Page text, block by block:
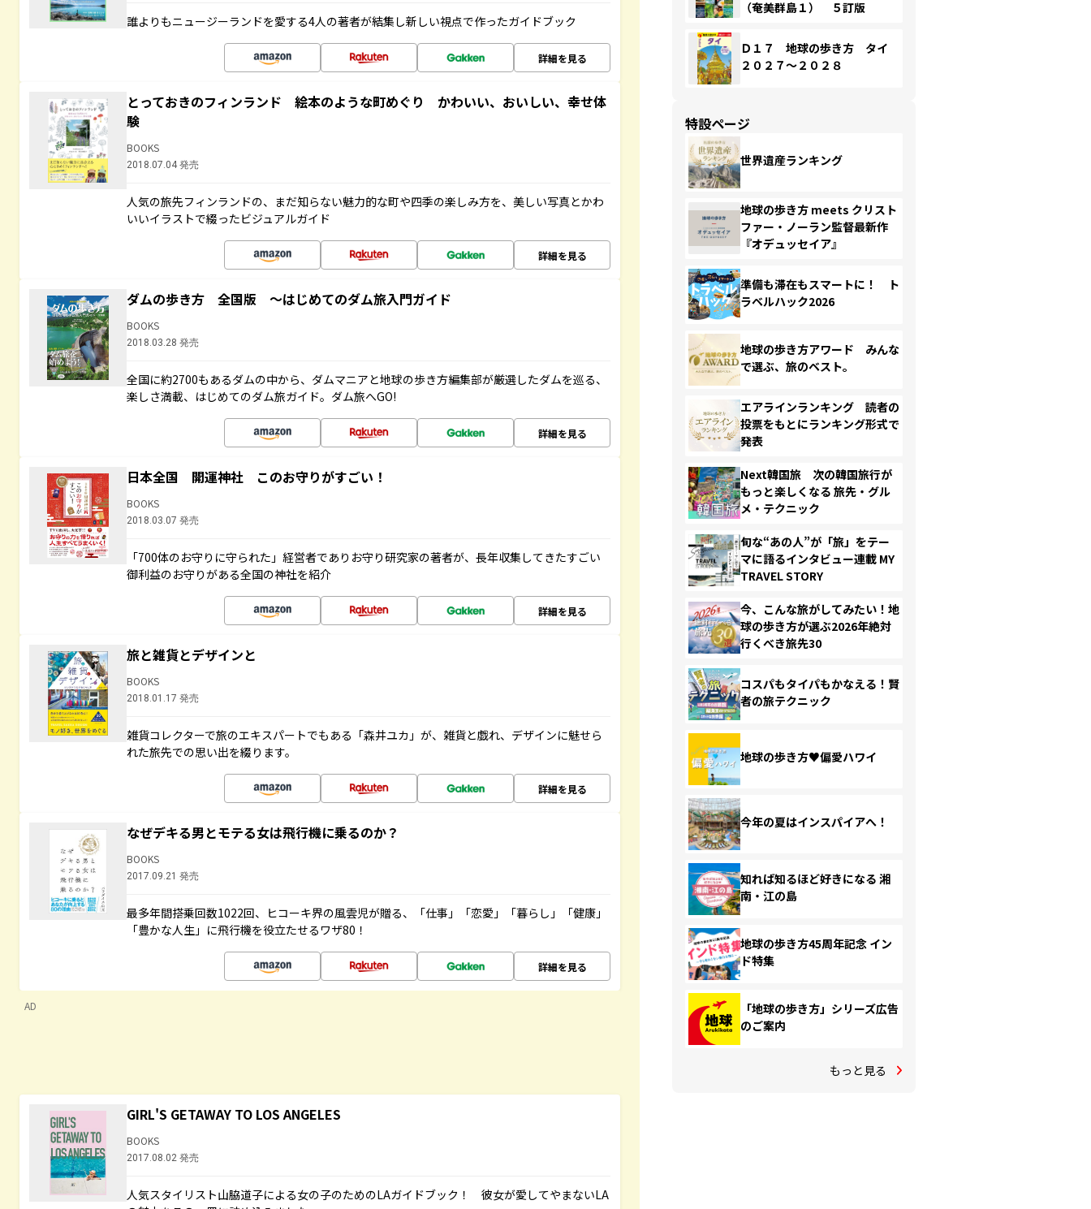
誰よりもニュージーランドを愛する4人の著者が結集し新しい視点で作ったガイドブック
詳細を見る
とっておきのフィンランド 絵本のような町めぐり かわいい、おいしい、幸せ体
験
BOOKS
2018.07.04 発売
人気の旅先フィンランドの、まだ知らない魅力的な町や四季の楽しみ方を、美しい写真とかわ
いいイラストで綴ったビジュアルガイド
詳細を見る
ダムの歩き方 全国版 ～はじめてのダム旅入門ガイド
BOOKS
2018.03.28 発売
全国に約2700もあるダムの中から、ダムマニアと地球の歩き方編集部が厳選したダムを巡る、
楽しさ満載、はじめてのダム旅ガイド。ダム旅へGO!
詳細を見る
日本全国 開運神社 このお守りがすごい！
BOOKS
2018.03.07 発売
「700体のお守りに守られた」経営者でありお守り研究家の著者が、長年収集してきたすごい
御利益のお守りがある全国の神社を紹介
詳細を見る
旅と雑貨とデザインと
BOOKS
2018.01.17 発売
雑貨コレクターで旅のエキスパートでもある「森井ユカ」が、雑貨と戯れ、デザインに魅せら
れた旅先での思い出を綴ります。
詳細を見る
なぜデキる男とモテる女は飛行機に乗るのか？
BOOKS
2017.09.21 発売
最多年間搭乗回数1022回、ヒコーキ界の風雲児が贈る、「仕事」「恋愛」「暮らし」「健康」
「豊かな人生」に飛行機を役立たせるワザ80！
詳細を見る
AD
GIRL'S GETAWAY TO LOS ANGELES
BOOKS
2017.08.02 発売
人気スタイリスト山脇道子による女の子のためのLAガイドブック！ 彼女が愛してやまないLA
（奄美群島１） ５訂版
Ｄ１７ 地球の歩き方 タイ
２０２７～２０２８
特設ページ
世界遺産ランキング
地球の歩き方 meets クリスト
ファー・ノーラン監督最新作
『オデュッセイア』
準備も滞在もスマートに！ ト
ラベルハック2026
地球の歩き方アワード みんな
で選ぶ、旅のベスト。
エアラインランキング 読者の
投票をもとにランキング形式で
発表
Next韓国旅 次の韓国旅行が
もっと楽しくなる 旅先・グル
メ・テクニック
旬な“あの人”が「旅」をテー
マに語るインタビュー連載 MY
TRAVEL STORY
今、こんな旅がしてみたい！地
球の歩き方が選ぶ2026年絶対
行くべき旅先30
コスパもタイパもかなえる！賢
者の旅テクニック
地球の歩き方♥偏愛ハワイ
今年の夏はインスパイアへ！
知れば知るほど好きになる 湘
南・江の島
地球の歩き方45周年記念 イン
ド特集
「地球の歩き方」シリーズ広告
のご案内
もっと見る